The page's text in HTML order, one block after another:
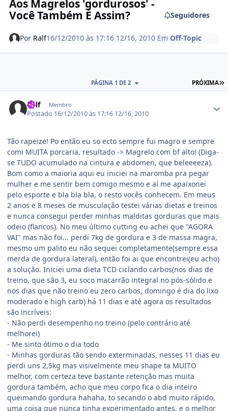
Aos Magrelos 'gordurosos' -
Você Também É Assim?
Seguidores
Por Ralf16/12/2010 às 17:16 12/16, 2010 EmOff-Topic
PRÓXIMA
PÁGINA 1 DE 2
Ralf Membro
Postado 16/12/2010 às 17:16 12/16, 2010
Tão rapeize! Po então eu so ecto sempre fui magro e sempre
comi MUITA porcaria, resultado -> Magrelo com bf alto! (Diga-
se TUDO acumulado na cintura e abdomen, que beleeeeza).
Bom como a maioria aqui eu iniciei na maromba pra pegar
mulher e me sentir bem comigo mesmo e aí me apaixonei
pelo esporte e bla bla bla, o resto vocês conhecem. Em meus
2 anos e 8 meses de musculação testei várias dietas e treinos
e nunca consegui perder minhas malditas gorduras que mais
odeio (flancos). No meu último cutting eu achei que "AGORA
VAI" mas não foi... perdi 7kg de gordura e 3 de massa magra,
mesmo um palito eu não sequei completamente(sempre essa
merda de gordura lateral), então foi ai que encontrei(eu acho)
a solução. Iniciei uma dieta TCD ciclando carbos(nos dias de
treino, que são 3, eu soco macarrão integral no pós-sólido e
nos dias que não treino eu zero carbos, domingo é dia do lixo
moderado e high carb) há 11 dias e até agora os resultados
são incríveis:
- Não perdi desempenho no treino (pelo contrário até
melhorei)
- Me sinto ótimo o dia todo
- Minhas gorduras tão sendo exterminadas, nesses 11 dias eu
perdi uns 2,5kg mas visivelmente meu shape ta MUITO
melhor, com certeza teve bastante retenção mas muita
gordura também, acho que meu corpo fica o dia inteiro
queimando gordura hahaha, to secando o abd muito rápido,
uma coisa que nunca tinha experimentado antes, e o melhor